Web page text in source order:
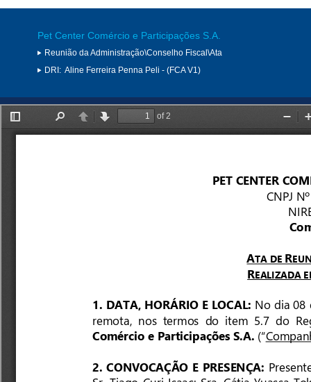
Pet Center Comércio e Participações S.A.
Reunião da Administração\Conselho Fiscal\Ata
DRI: Aline Ferreira Penna Peli - (FCA V1)